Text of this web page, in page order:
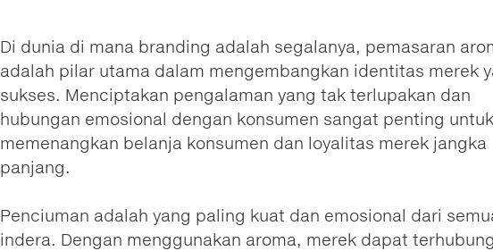
Di dunia di mana branding adalah segalanya, pemasaran
adalah pilar utama dalam mengembangkan identitas merek
sukses. Menciptakan pengalaman yang tak terlupakan dan
hubungan emosional dengan konsumen sangat penting untuk
memenangkan belanja konsumen dan loyalitas merek jangka
panjang.
Penciuman adalah yang paling kuat dan emosional dari
indera. Dengan menggunakan aroma, merek dapat terhubung